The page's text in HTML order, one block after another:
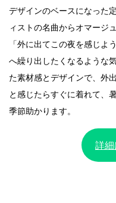
デザインのベースになった
ィストの名曲からオマージ
「外に出てこの夜を感じよ
へ繰り出したくなるような
た素材感とデザインで、外
と感じたらすぐに着れて、
季節助かります。
詳細